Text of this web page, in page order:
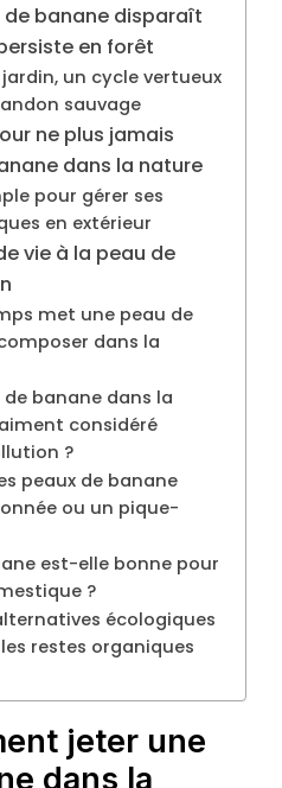
de banane disparaît
en forêt
un cycle vertueux
sauvage
ne plus jamais
dans la nature
pour gérer ses
en extérieur
vie à la peau de
met une peau de
dans la
banane dans la
considéré
?
peaux de banane
ou un pique-
est-elle bonne pour
?
écologiques
restes organiques
jeter une
dans la